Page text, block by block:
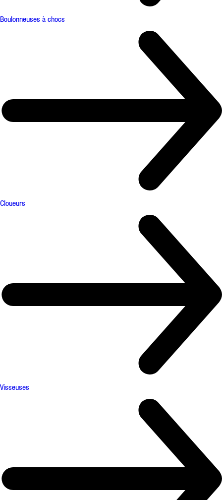
Boulonneuses à chocs
Cloueurs
Visseuses